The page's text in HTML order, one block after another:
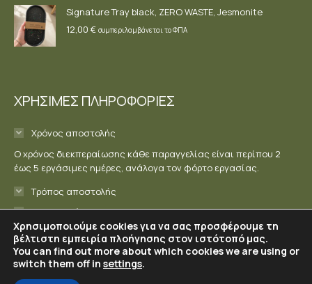
Signature Tray black, ZERO WASTE, Jesmonite
12,00 € συμπεριλαμβάνεται το ΦΠΑ
ΧΡΗΣΙΜΕΣ ΠΛΗΡΟΦΟΡΙΕΣ
Χρόνος αποστολής
Ο χρόνος διεκπεραίωσης κάθε παραγγελίας είναι περίπου 2
έως 5 εργάσιμες ημέρες, ανάλογα τον φόρτο εργασίας.
Τρόπος αποστολής
Επικοινωνία
Χρησιμοποιούμε cookies για να σας προσφέρουμε τη
βέλτιστη εμπειρία πλοήγησης στον ιστότοπό μας.
You can find out more about which cookies we are using or
switch them off in settings.